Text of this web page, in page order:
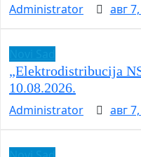
Administrator
авг
„Elektrodistribucija
10.08.2026.
Administrator
авг